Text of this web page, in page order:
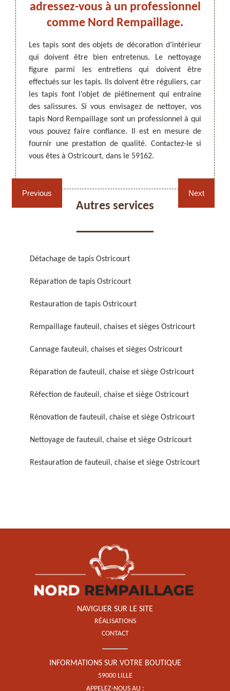
ARTISAN DEZITTER, REMPAILLAGE -
CANNAGE - RECOLLAGE, 59 NORD
Rempaillage fauteuil,
chaises et sièges 59
Cannage fauteuil, chaises
et sièges 59
chaise et siège 59
chaise et siège 59
Rénovation de fauteuil,
Nettoyage de fauteuil,
Restauration de fauteuil,
chaise et siège 59
Previous
les
les
une
Nord
de
vous
pour
adressez-vous à un professionnel
comme Nord Rempaillage.
Les tapis sont des objets de décoration d’intérieur
qui doivent être bien entretenus. Le nettoyage
figure parmi les entretiens qui doivent être
effectués sur les tapis. Ils doivent être réguliers, car
les tapis font l’objet de piétinement qui entraine
des salissures. Si vous envisagez de nettoyer, vos
tapis Nord Rempaillage sont un professionnel à qui
vous pouvez faire confiance. Il est en mesure de
fournir une prestation de qualité. Contactez-le si
vous êtes à Ostricourt, dans le 59162.
Les
de
Il
de
Next
Autres services
Détachage de tapis Ostricourt
Réparation de tapis Ostricourt
Restauration de tapis Ostricourt
Rempaillage fauteuil, chaises et sièges Ostricourt
Cannage fauteuil, chaises et sièges Ostricourt
Réparation de fauteuil, chaise et siège Ostricourt
Réfection de fauteuil, chaise et siège Ostricourt
Rénovation de fauteuil, chaise et siège Ostricourt
Nettoyage de fauteuil, chaise et siège Ostricourt
Restauration de fauteuil, chaise et siège Ostricourt
NAVIGUER SUR LE SITE
RÉALISATIONS
CONTACT
INFORMATIONS SUR VOTRE BOUTIQUE
59000 LILLE
APPELEZ-NOUS AU :